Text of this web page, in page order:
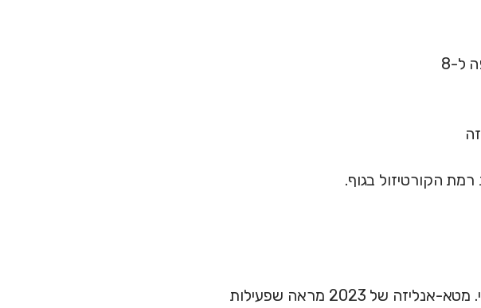
הוא לא רק "עצה טובה" — הוא טיפול לגיטימי. מטא-אנליזה של 2023 מראה שפעילות